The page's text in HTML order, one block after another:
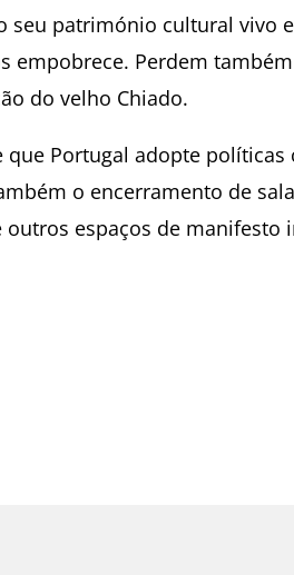
seu património cultural vivo
empobrece. Perdem
do velho Chiado.
que Portugal adopte políticas
o encerramento de
espaços de manifesto